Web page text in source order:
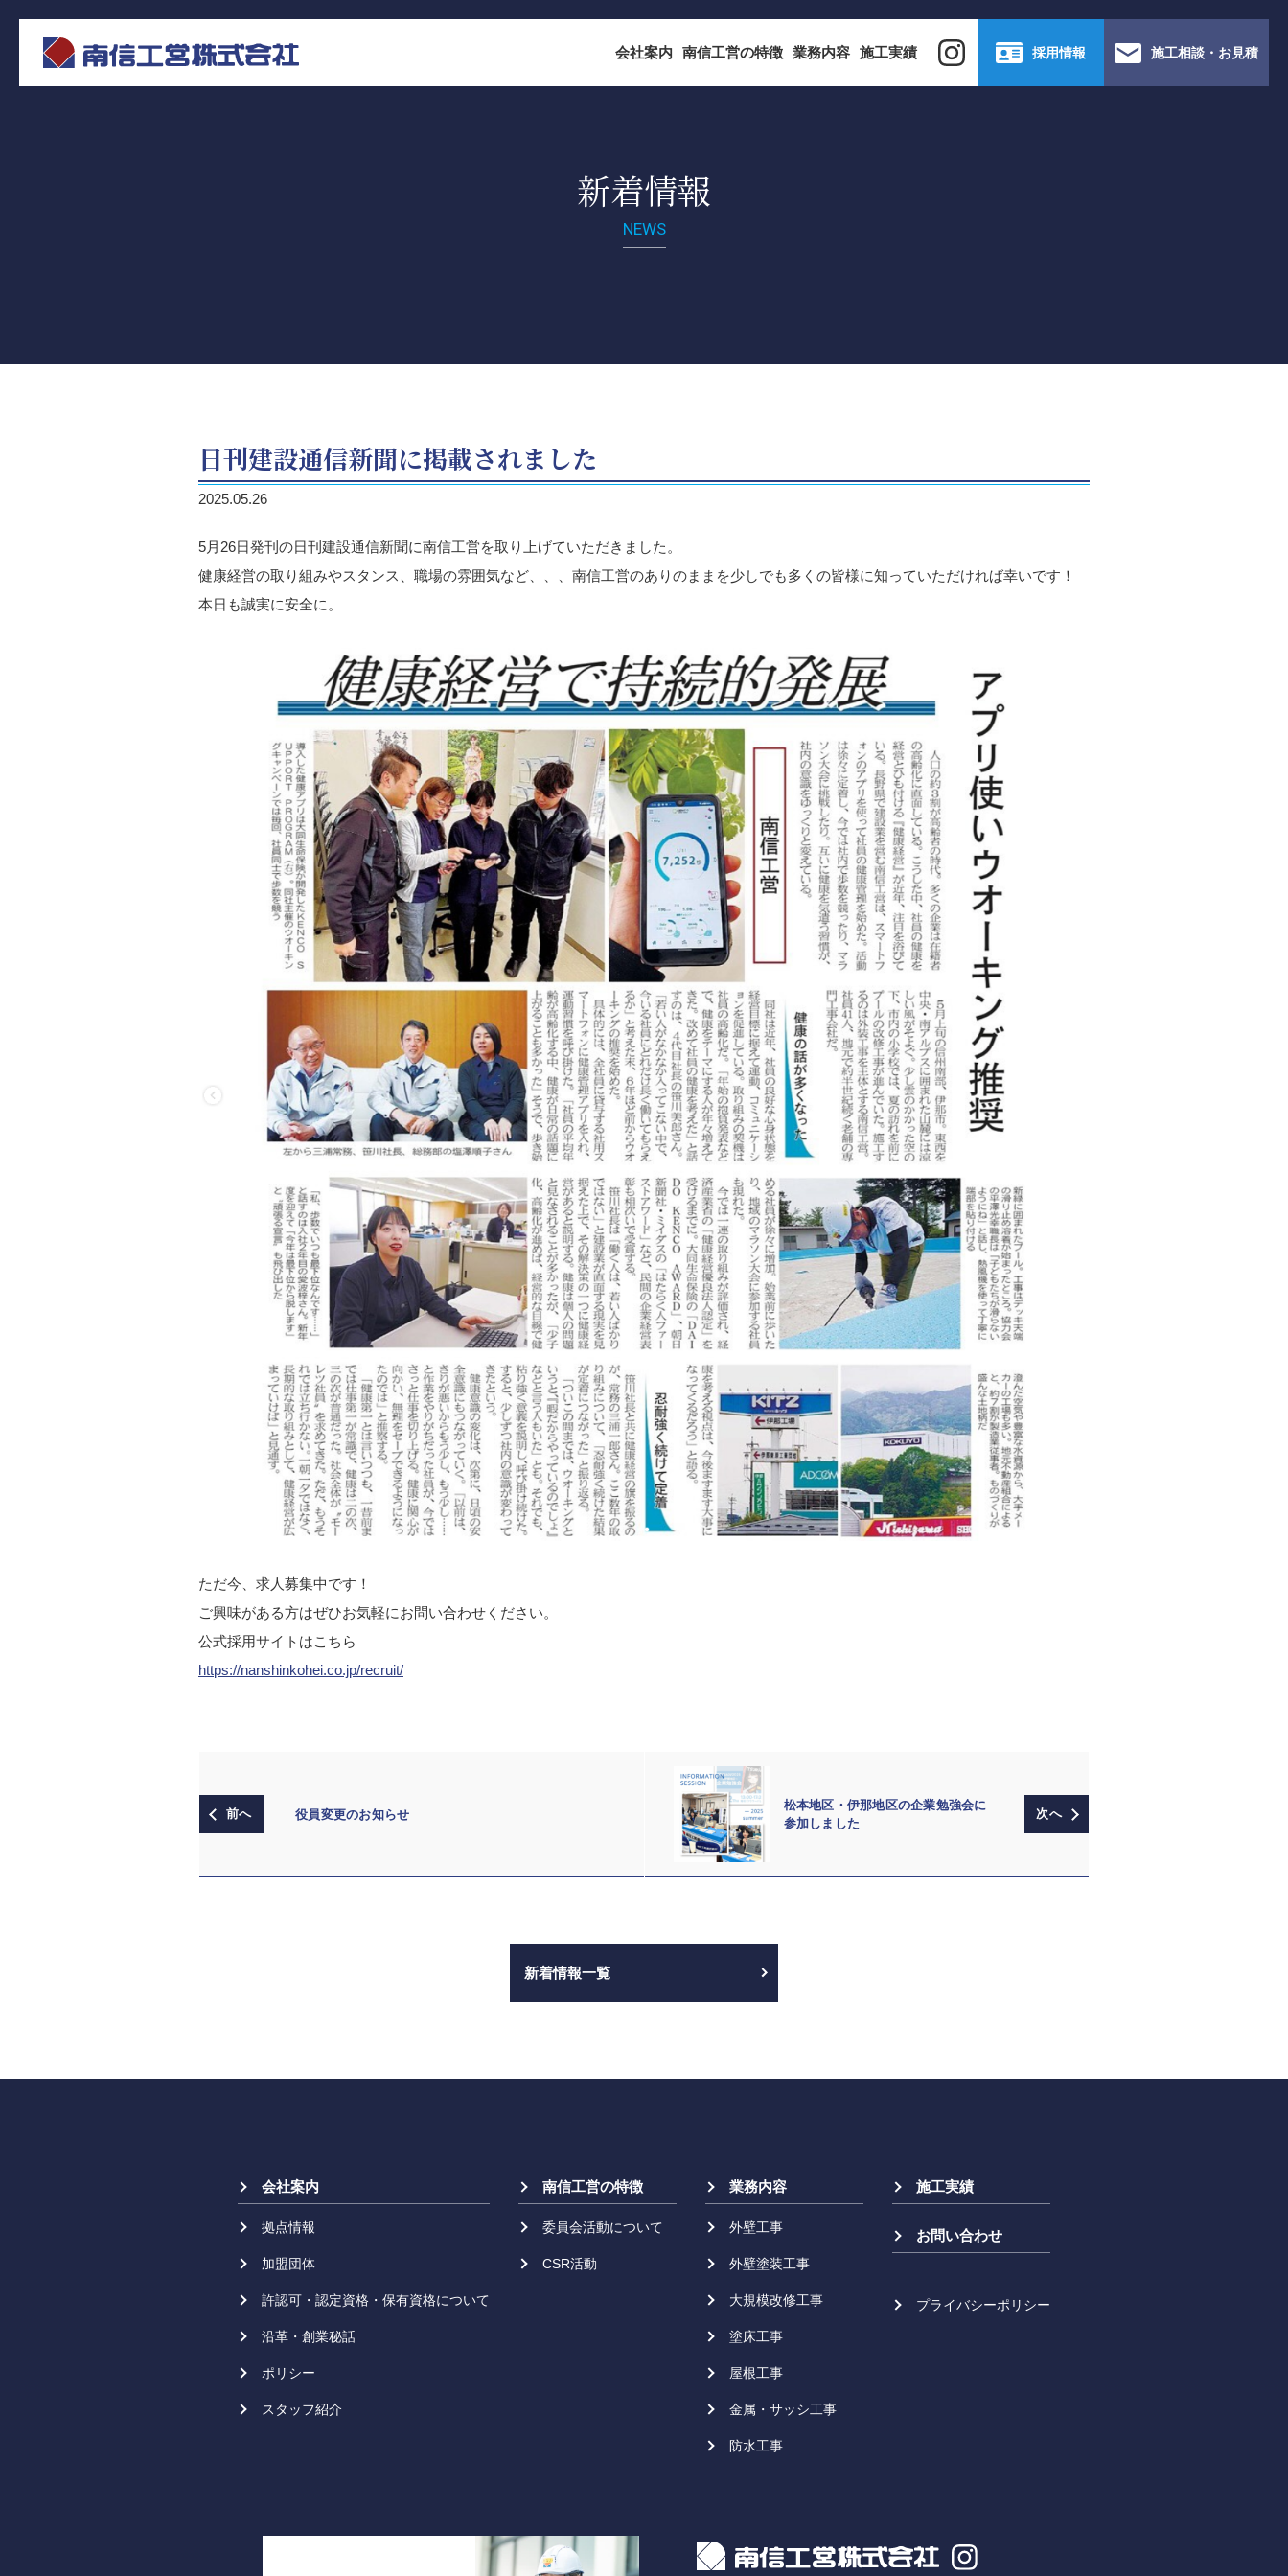
会社案内 南信工営の特徴 業務内容 施工実績 採用情報 施工相談・お見積
新着情報
NEWS
日刊建設通信新聞に掲載されました
2025.05.26
5月26日発刊の日刊建設通信新聞に南信工営を取り上げていただきました。
健康経営の取り組みやスタンス、職場の雰囲気など、、、南信工営のありのままを少しでも多くの皆様に知っていただければ幸いです！
本日も誠実に安全に。
ただ今、求人募集中です！
ご興味がある方はぜひお気軽にお問い合わせください。
公式採用サイトはこちら
https://nanshinkohei.co.jp/recruit/
役員変更のお知らせ
松本地区・伊那地区の企業勉強会に
参加しました
新着情報一覧
会社案内
拠点情報
加盟団体
許認可・認定資格・保有資格について
沿革・創業秘話
ポリシー
スタッフ紹介
南信工営の特徴
委員会活動について
CSR活動
業務内容
外壁工事
外壁塗装工事
大規模改修工事
塗床工事
屋根工事
金属・サッシ工事
防水工事
施工実績
お問い合わせ
プライバシーポリシー